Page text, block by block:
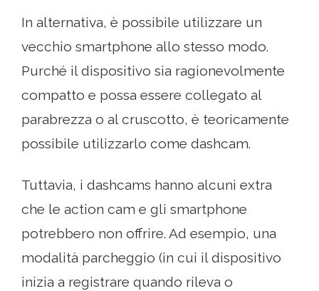
In alternativa, è possibile utilizzare un
vecchio smartphone allo stesso modo.
Purché il dispositivo sia ragionevolmente
compatto e possa essere collegato al
parabrezza o al cruscotto, è teoricamente
possibile utilizzarlo come dashcam.
Tuttavia, i dashcams hanno alcuni extra
che le action cam e gli smartphone
potrebbero non offrire. Ad esempio, una
modalità parcheggio (in cui il dispositivo
inizia a registrare quando rileva o